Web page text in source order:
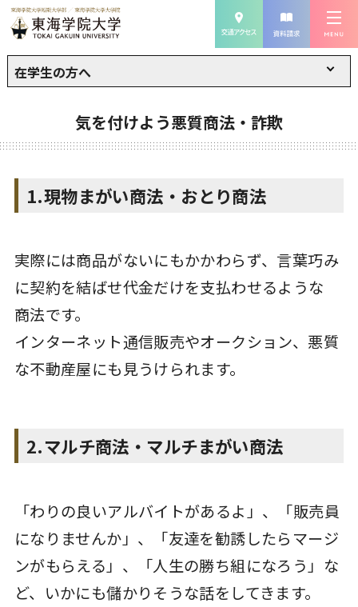
在学生の方へ
気を付けよう悪質商法・詐欺
1.現物まがい商法・おとり商法
実際には商品がないにもかかわらず、言葉巧み
に契約を結ばせ代金だけを支払わせるような
商法です。
インターネット通信販売やオークション、悪質
な不動産屋にも見うけられます。
2.マルチ商法・マルチまがい商法
「わりの良いアルバイトがあるよ」、「販売員
になりませんか」、「友達を勧誘したらマージ
ンがもらえる」、「人生の勝ち組になろう」な
ど、いかにも儲かりそうな話をしてきます。